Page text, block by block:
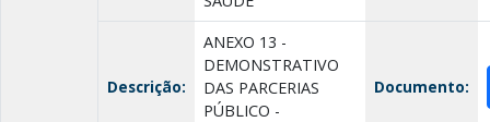
Descrição:
ANEXO 13 -
DEMONSTRATIVO
DAS PARCERIAS
PÚBLICO -
Documento: